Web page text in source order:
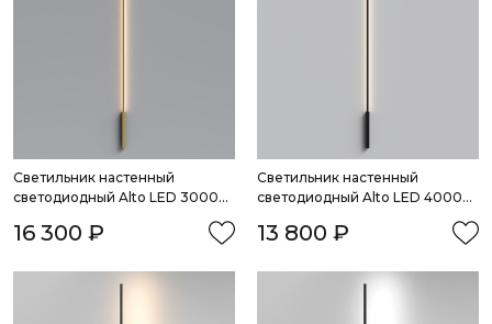
Светильник настенный
светодиодный Alto LED 3000K
16 300 ₽
Светильник настенный
светодиодный Alto LED 4000K
13 800 ₽